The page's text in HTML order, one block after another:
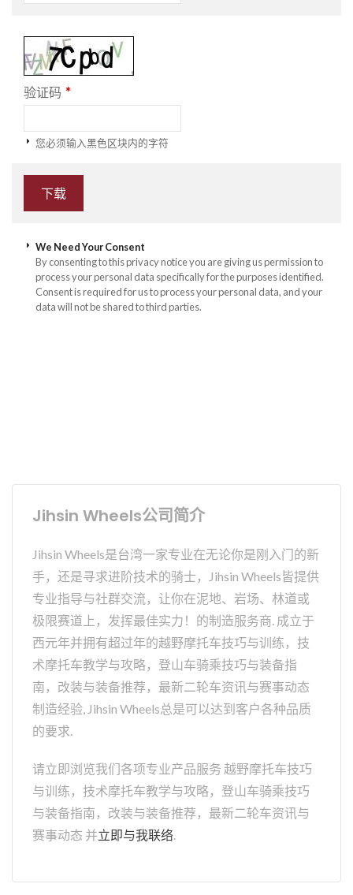
验证码 *
您必须输入黑色区块内的字符
We Need Your Consent
By consenting to this privacy notice you are giving us permission to
process your personal data specifically for the purposes identified.
Consent is required for us to process your personal data, and your
data will not be shared to third parties.
Jihsin Wheels公司简介
Jihsin Wheels是台湾一家专业在无论你是刚入门的新
手，还是寻求进阶技术的骑士，Jihsin Wheels皆提供
专业指导与社群交流，让你在泥地、岩场、林道或
极限赛道上，发挥最佳实力！的制造服务商. 成立于
西元年并拥有超过年的越野摩托车技巧与训练，技
术摩托车教学与攻略，登山车骑乘技巧与装备指
南，改装与装备推荐，最新二轮车资讯与赛事动态
制造经验, Jihsin Wheels总是可以达到客户各种品质
的要求.
请立即浏览我们各项专业产品服务 越野摩托车技巧
与训练，技术摩托车教学与攻略，登山车骑乘技巧
与装备指南，改装与装备推荐，最新二轮车资讯与
赛事动态 并立即与我联络.